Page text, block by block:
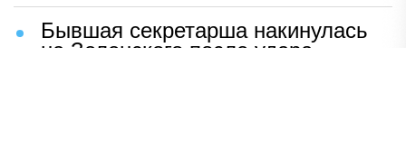
Бывшая секретарша накинулась
на Зеленского после удара